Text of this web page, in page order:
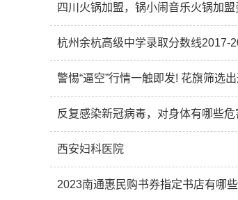
四川火锅加盟，锅小闹音乐火锅加
杭州余杭高级中学录取分数线2017-
警惕“逼空”行情一触即发! 花旗筛选
反复感染新冠病毒，对身体有哪些
西安妇科医院
2023南通惠民购书券指定书店有哪些